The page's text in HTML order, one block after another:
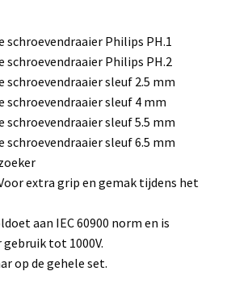
schroevendraaier Philips PH.1
schroevendraaier Philips PH.2
schroevendraaier sleuf 2.5 mm
schroevendraaier sleuf 4 mm
schroevendraaier sleuf 5.5 mm
schroevendraaier sleuf 6.5 mm
extra grip en gemak tijdens het
aan IEC 60900 norm en is
tot 1000V.
op de gehele set.